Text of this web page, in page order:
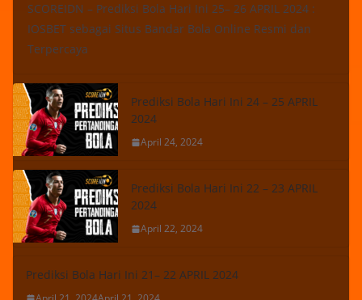
SCOREIDN – Prediksi Bola Hari Ini 25– 26 APRIL 2024 :
IOSBET sebagai Situs Bandar Bola Online Resmi dan
Terpercaya
Prediksi Bola Hari Ini 24 – 25 APRIL
2024
April 24, 2024
Prediksi Bola Hari Ini 22 – 23 APRIL
2024
April 22, 2024
Prediksi Bola Hari Ini 21– 22 APRIL 2024